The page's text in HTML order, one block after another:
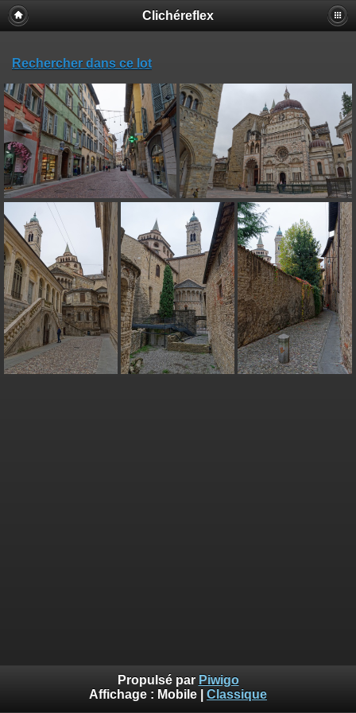
Clichéreflex
Rechercher dans ce lot
Propulsé par Piwigo
Affichage : Mobile Classique